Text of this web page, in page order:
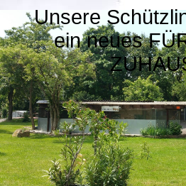
Unsere
ein neues